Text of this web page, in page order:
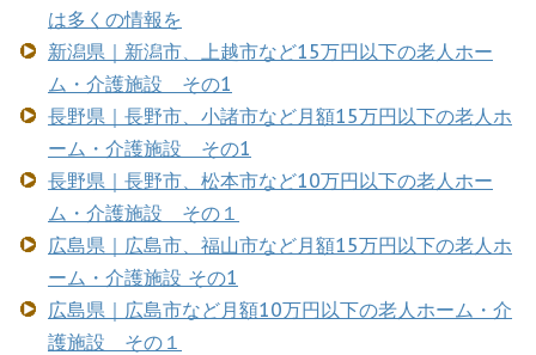
は多くの情報を
新潟県｜新潟市、上越市など15万円以下の老人ホー
ム・介護施設 その1
長野県｜長野市、小諸市など月額15万円以下の老人ホ
ーム・介護施設 その1
長野県｜長野市、松本市など10万円以下の老人ホー
ム・介護施設 その１
広島県｜広島市、福山市など月額15万円以下の老人ホ
ーム・介護施設 その1
広島県｜広島市など月額10万円以下の老人ホーム・介
護施設 その１